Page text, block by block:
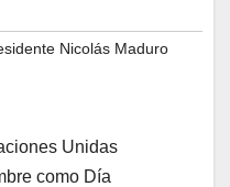
Nicolás Maduro
Unidas
como Día